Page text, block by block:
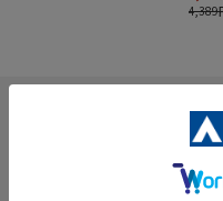
INFORMATION